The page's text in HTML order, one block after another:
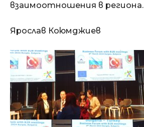
взаимоотношения в региона.
Ярослав Коюмджиев